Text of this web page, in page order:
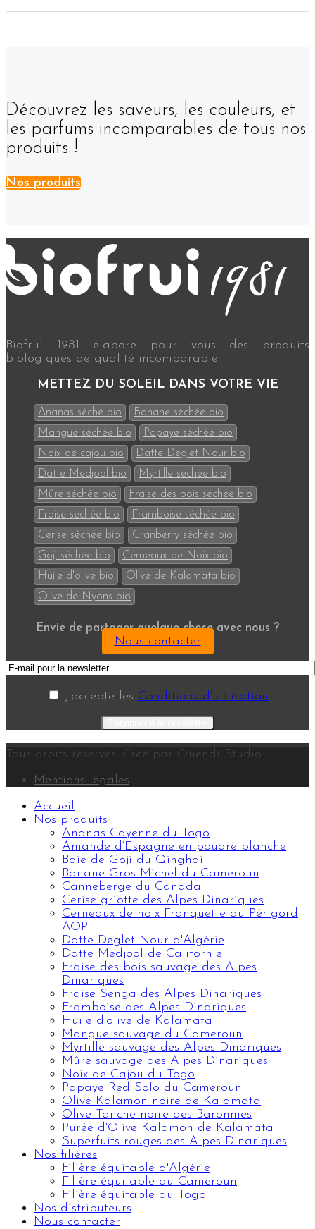
Découvrez les saveurs, les couleurs, et
les parfums incomparables de tous nos
produits !
Nos produits
Biofrui 1981 élabore pour vous des produits
biologiques de qualité incomparable.
METTEZ DU SOLEIL DANS VOTRE VIE
Ananas séché bio
Banane séchée bio
Mangue séchée bio
Papaye séchée bio
Noix de cajou bio
Datte Deglet Nour bio
Datte Medjool bio
Myrtille séchée bio
Mûre séchée bio
Fraise des bois séchée bio
Fraise séchée bio
Framboise séchée bio
Cerise séchée bio
Cranberry séchée bio
Goji séchée bio
Cerneaux de Noix bio
Huile d'olive bio
Olive de Kalamata bio
Olive de Nyons bio
Envie de partager quelque chose avec nous ?
Nous contacter
J'accepte les Conditions d'utilisation
Tous droits réservés. Créé par Quendi Studio.
Mentions légales
Accueil
Nos produits
Ananas Cayenne du Togo
Amande d’Espagne en poudre blanche
Baie de Goji du Qinghai
Banane Gros Michel du Cameroun
Canneberge du Canada
Cerise griotte des Alpes Dinariques
Cerneaux de noix Franquette du Périgord
AOP
Datte Deglet Nour d'Algérie
Datte Medjool de Californie
Fraise des bois sauvage des Alpes
Dinariques
Fraise Senga des Alpes Dinariques
Framboise des Alpes Dinariques
Huile d'olive de Kalamata
Mangue sauvage du Cameroun
Myrtille sauvage des Alpes Dinariques
Mûre sauvage des Alpes Dinariques
Noix de Cajou du Togo
Papaye Red Solo du Cameroun
Olive Kalamon noire de Kalamata
Olive Tanche noire des Baronnies
Purée d'Olive Kalamon de Kalamata
Superfuits rouges des Alpes Dinariques
Nos filières
Filière équitable d'Algérie
Filière équitable du Cameroun
Filière équitable du Togo
Nos distributeurs
Nous contacter